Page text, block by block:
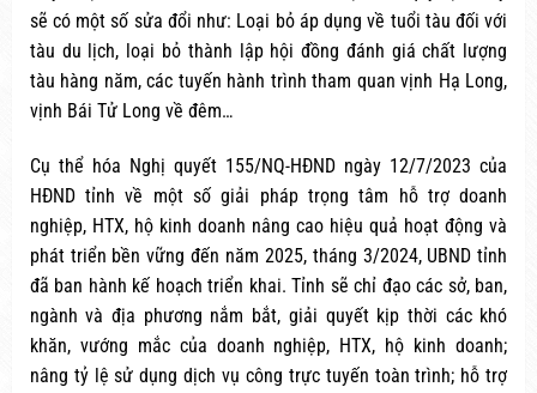
sẽ có một số sửa đổi như: Loại bỏ áp dụng về tuổi tàu đối với
tàu du lịch, loại bỏ thành lập hội đồng đánh giá chất lượng
tàu hàng năm, các tuyến hành trình tham quan vịnh Hạ Long,
vịnh Bái Tử Long về đêm…
Cụ thể hóa Nghị quyết 155/NQ-HĐND ngày 12/7/2023 của
HĐND tỉnh về một số giải pháp trọng tâm hỗ trợ doanh
nghiệp, HTX, hộ kinh doanh nâng cao hiệu quả hoạt động và
phát triển bền vững đến năm 2025, tháng 3/2024, UBND tỉnh
đã ban hành kế hoạch triển khai. Tỉnh sẽ chỉ đạo các sở, ban,
ngành và địa phương nắm bắt, giải quyết kịp thời các khó
khăn, vướng mắc của doanh nghiệp, HTX, hộ kinh doanh;
nâng tỷ lệ sử dụng dịch vụ công trực tuyến toàn trình; hỗ trợ